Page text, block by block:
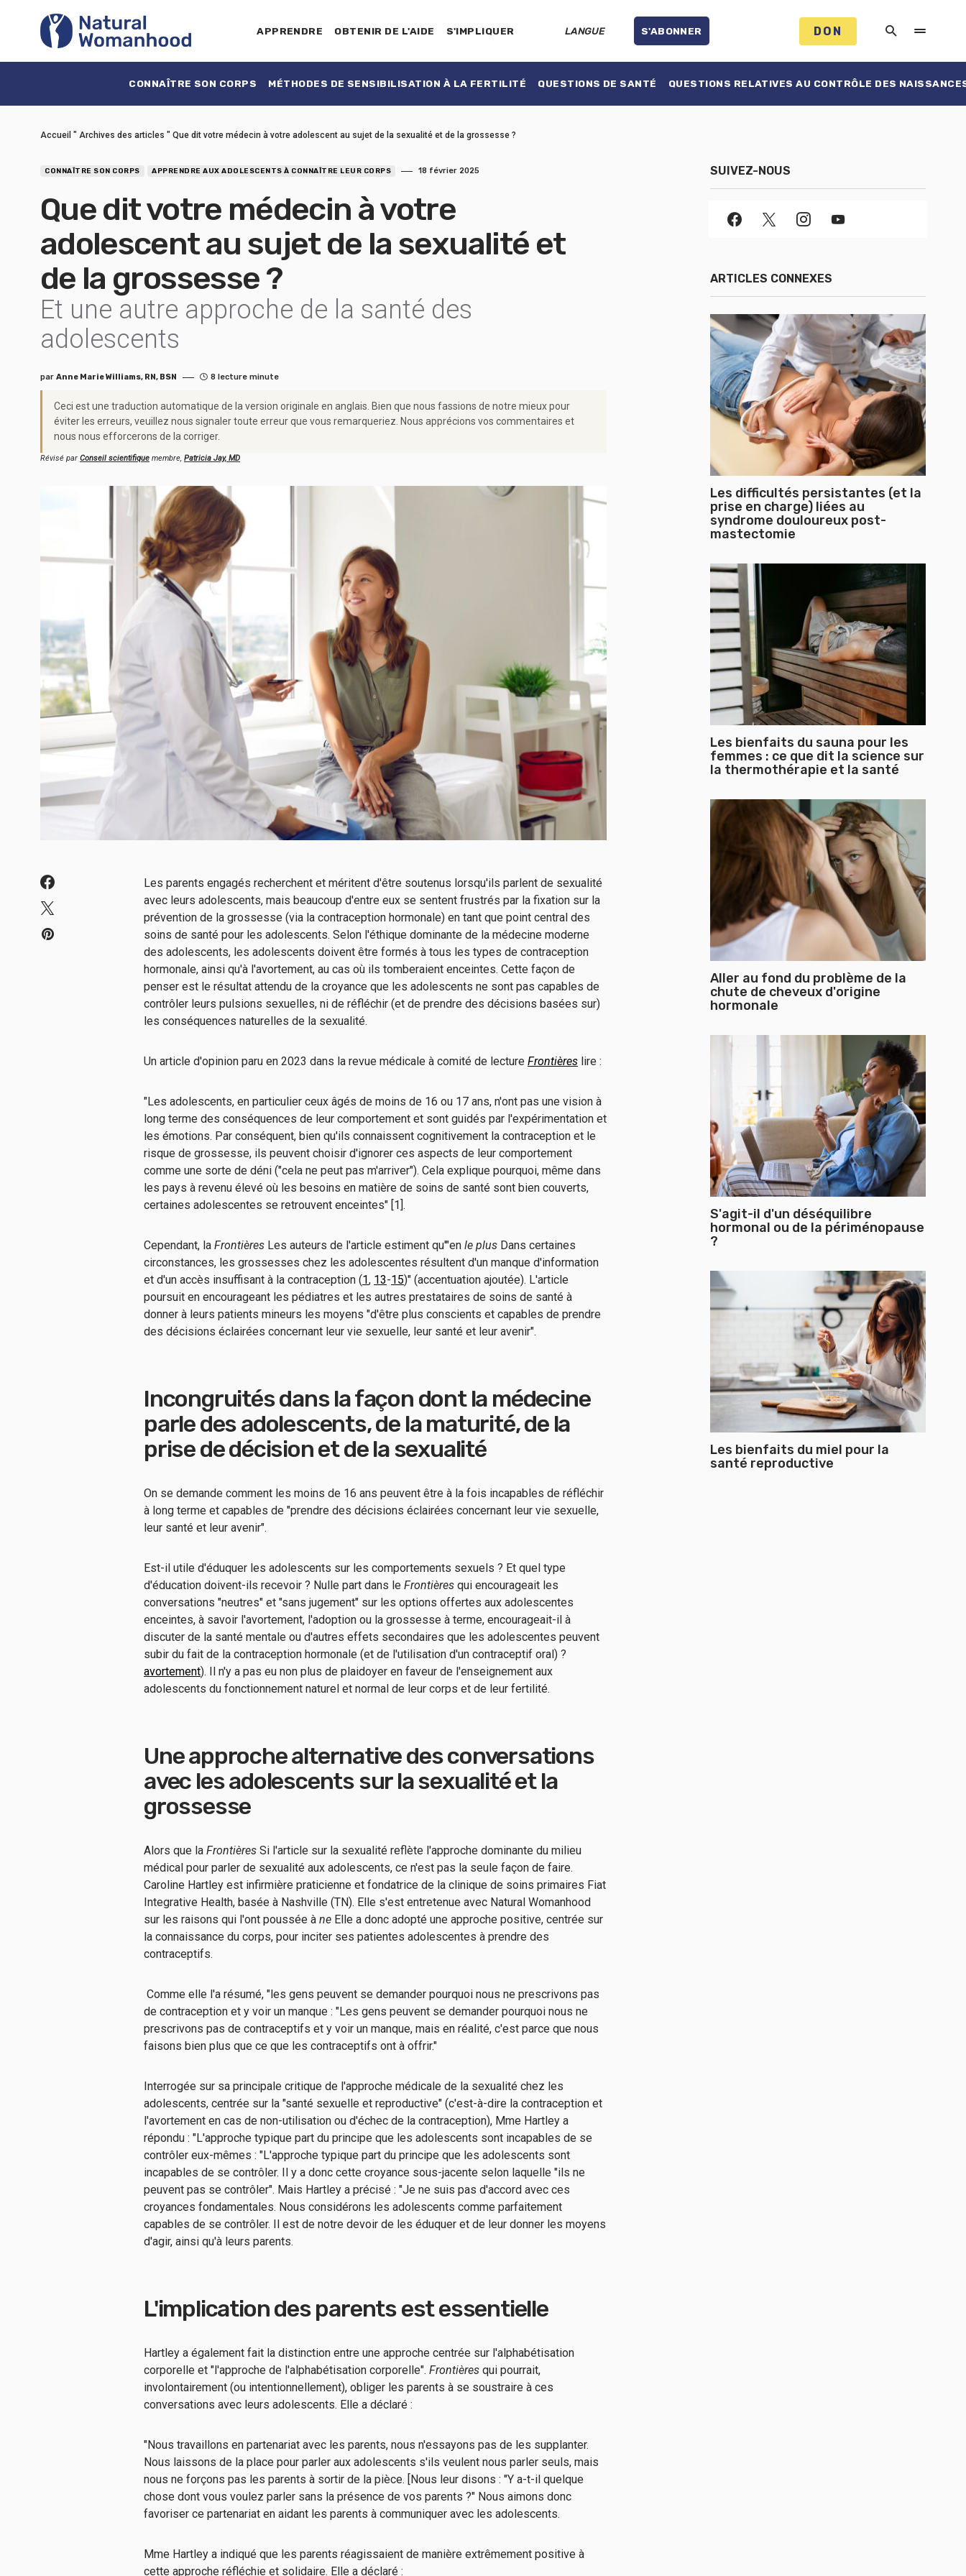
APPRENDRE OBTENIR DE L'AIDE S'IMPLIQUER LANGUE S'ABONNER DON
CONNAÎTRE SON CORPS MÉTHODES DE SENSIBILISATION À LA FERTILITÉ QUESTIONS DE SANTÉ QUESTIONS RELATIVES AU CONTRÔLE DES
Accueil " Archives des articles " Que dit votre médecin à votre adolescent au sujet de la sexualité et de la grossesse ?
CONNAÎTRE SON CORPS APPRENDRE AUX ADOLESCENTS À CONNAÎTRE LEUR CORPS 18 février 2025
Que dit votre médecin à votre
adolescent au sujet de la sexualité et
de la grossesse ?
Et une autre approche de la santé des
adolescents
par Anne Marie Williams, RN, BSN 8 lecture minute
Ceci est une traduction automatique de la version originale en anglais. Bien que nous fassions de notre mieux pour
éviter les erreurs, veuillez nous signaler toute erreur que vous remarqueriez. Nous apprécions vos commentaires et
nous nous efforcerons de la corriger.
Révisé par Conseil scientifique membre, Patricia Jay, MD
Les parents engagés recherchent et méritent d'être soutenus lorsqu'ils parlent de sexualité
avec leurs adolescents, mais beaucoup d'entre eux se sentent frustrés par la fixation sur la
prévention de la grossesse (via la contraception hormonale) en tant que point central des
soins de santé pour les adolescents. Selon l'éthique dominante de la médecine moderne
des adolescents, les adolescents doivent être formés à tous les types de contraception
hormonale, ainsi qu'à l'avortement, au cas où ils tomberaient enceintes. Cette façon de
penser est le résultat attendu de la croyance que les adolescents ne sont pas capables de
contrôler leurs pulsions sexuelles, ni de réfléchir (et de prendre des décisions basées sur)
les conséquences naturelles de la sexualité.
Un article d'opinion paru en 2023 dans la revue médicale à comité de lecture Frontières lire :
"Les adolescents, en particulier ceux âgés de moins de 16 ou 17 ans, n'ont pas une vision à
long terme des conséquences de leur comportement et sont guidés par l'expérimentation et
les émotions. Par conséquent, bien qu'ils connaissent cognitivement la contraception et le
risque de grossesse, ils peuvent choisir d'ignorer ces aspects de leur comportement
comme une sorte de déni ("cela ne peut pas m'arriver"). Cela explique pourquoi, même dans
les pays à revenu élevé où les besoins en matière de soins de santé sont bien couverts,
certaines adolescentes se retrouvent enceintes" [1].
Cependant, la Frontières Les auteurs de l'article estiment qu'"en le plus Dans certaines
circonstances, les grossesses chez les adolescentes résultent d'un manque d'information
et d'un accès insuffisant à la contraception (1, 13-15)" (accentuation ajoutée). L'article
poursuit en encourageant les pédiatres et les autres prestataires de soins de santé à
donner à leurs patients mineurs les moyens "d'être plus conscients et capables de prendre
des décisions éclairées concernant leur vie sexuelle, leur santé et leur avenir".
Incongruités dans la façon dont la médecine
parle des adolescents, de la maturité, de la
prise de décision et de la sexualité
On se demande comment les moins de 16 ans peuvent être à la fois incapables de réfléchir
à long terme et capables de "prendre des décisions éclairées concernant leur vie sexuelle,
leur santé et leur avenir".
Est-il utile d'éduquer les adolescents sur les comportements sexuels ? Et quel type
d'éducation doivent-ils recevoir ? Nulle part dans le Frontières qui encourageait les
conversations "neutres" et "sans jugement" sur les options offertes aux adolescentes
enceintes, à savoir l'avortement, l'adoption ou la grossesse à terme, encourageait-il à
discuter de la santé mentale ou d'autres effets secondaires que les adolescentes peuvent
subir du fait de la contraception hormonale (et de l'utilisation d'un contraceptif oral) ?
avortement). Il n'y a pas eu non plus de plaidoyer en faveur de l'enseignement aux
adolescents du fonctionnement naturel et normal de leur corps et de leur fertilité.
Une approche alternative des conversations
avec les adolescents sur la sexualité et la
grossesse
Alors que la Frontières Si l'article sur la sexualité reflète l'approche dominante du milieu
médical pour parler de sexualité aux adolescents, ce n'est pas la seule façon de faire.
Caroline Hartley est infirmière praticienne et fondatrice de la clinique de soins primaires Fiat
Integrative Health, basée à Nashville (TN). Elle s'est entretenue avec Natural Womanhood
sur les raisons qui l'ont poussée à ne Elle a donc adopté une approche positive, centrée sur
la connaissance du corps, pour inciter ses patientes adolescentes à prendre des
contraceptifs.
Comme elle l'a résumé, "les gens peuvent se demander pourquoi nous ne prescrivons pas
de contraception et y voir un manque : "Les gens peuvent se demander pourquoi nous ne
prescrivons pas de contraceptifs et y voir un manque, mais en réalité, c'est parce que nous
faisons bien plus que ce que les contraceptifs ont à offrir."
Interrogée sur sa principale critique de l'approche médicale de la sexualité chez les
adolescents, centrée sur la "santé sexuelle et reproductive" (c'est-à-dire la contraception et
l'avortement en cas de non-utilisation ou d'échec de la contraception), Mme Hartley a
répondu : "L'approche typique part du principe que les adolescents sont incapables de se
contrôler eux-mêmes : "L'approche typique part du principe que les adolescents sont
incapables de se contrôler. Il y a donc cette croyance sous-jacente selon laquelle "ils ne
peuvent pas se contrôler". Mais Hartley a précisé : "Je ne suis pas d'accord avec ces
croyances fondamentales. Nous considérons les adolescents comme parfaitement
capables de se contrôler. Il est de notre devoir de les éduquer et de leur donner les moyens
d'agir, ainsi qu'à leurs parents.
L'implication des parents est essentielle
Hartley a également fait la distinction entre une approche centrée sur l'alphabétisation
corporelle et "l'approche de l'alphabétisation corporelle". Frontières qui pourrait,
involontairement (ou intentionnellement), obliger les parents à se soustraire à ces
conversations avec leurs adolescents. Elle a déclaré :
"Nous travaillons en partenariat avec les parents, nous n'essayons pas de les supplanter.
Nous laissons de la place pour parler aux adolescents s'ils veulent nous parler seuls, mais
nous ne forçons pas les parents à sortir de la pièce. [Nous leur disons : "Y a-t-il quelque
chose dont vous voulez parler sans la présence de vos parents ?" Nous aimons donc
favoriser ce partenariat en aidant les parents à communiquer avec les adolescents.
Mme Hartley a indiqué que les parents réagissaient de manière extrêmement positive à
cette approche réfléchie et solidaire. Elle a déclaré :
SUIVEZ-NOUS
ARTICLES CONNEXES
Les difficultés persistantes (et la
prise en charge) liées au
syndrome douloureux post-
mastectomie
Les bienfaits du sauna pour les
femmes : ce que dit la science sur
la thermothérapie et la santé
Aller au fond du problème de la
chute de cheveux d'origine
hormonale
S'agit-il d'un déséquilibre
hormonal ou de la périménopause
?
Les bienfaits du miel pour la
santé reproductive